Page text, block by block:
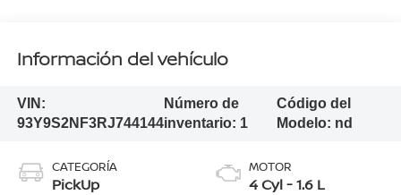
Información del vehículo
VIN:
93Y9S2NF3RJ744144
Número de
inventario: 1
Código del
Modelo: nd
CATEGORÍA
PickUp
MOTOR
4 Cyl - 1.6 L